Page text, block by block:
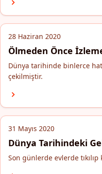
28 Haziran 2020
Ölmeden Önce
Dünya tarihinde binlerce
çekilmiştir.
31 Mayıs 2020
Dünya Tarihindeki
Son günlerde evlerde tıkılıp